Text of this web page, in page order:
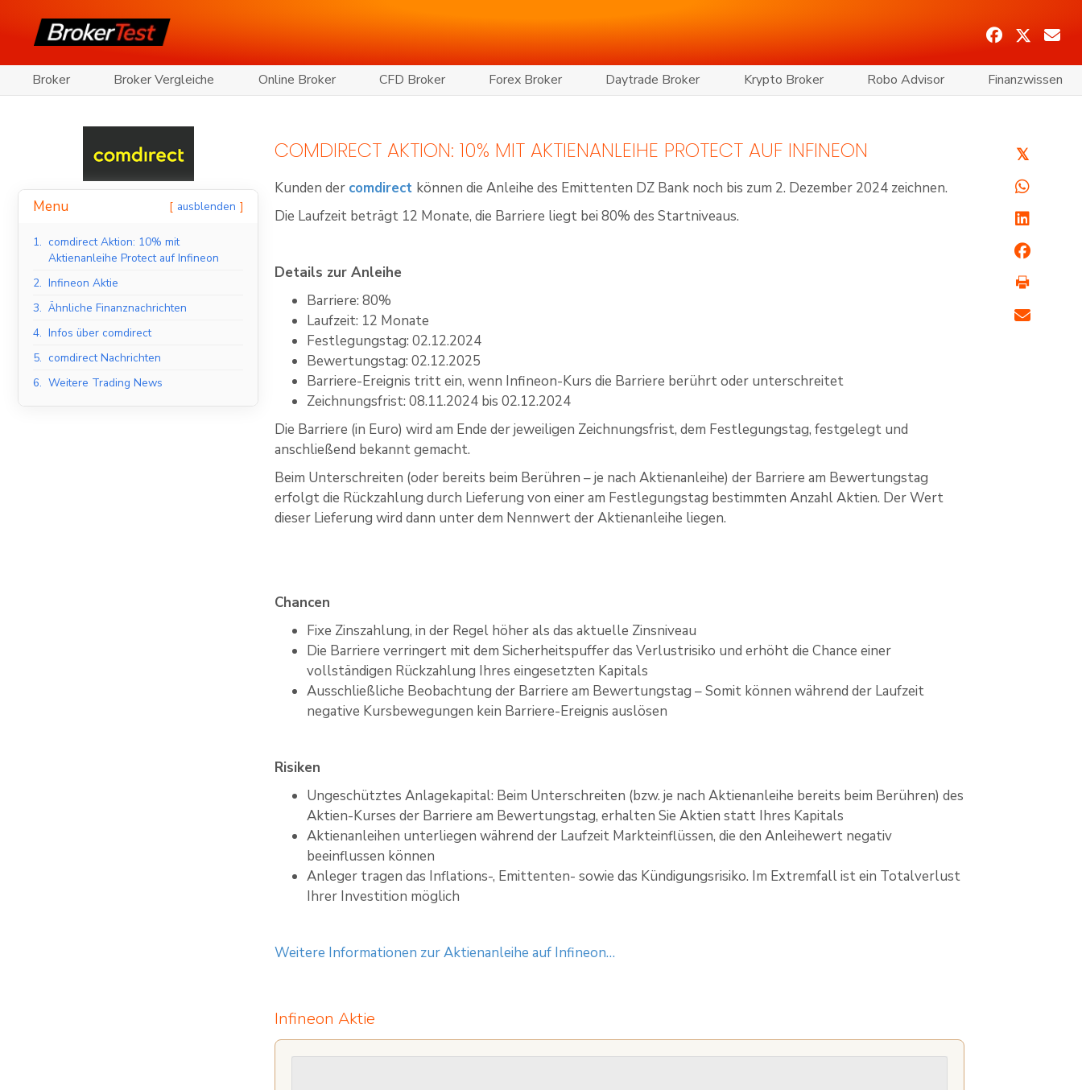
Broker Broker Vergleiche Online Broker CFD Broker Forex Broker Daytrade Broker Krypto Broker Robo Advisor Finanzwissen
Menu ausblenden
1. comdirect Aktion: 10% mit
Aktienanleihe Protect auf Infineon
2. Infineon Aktie
3. Ähnliche Finanznachrichten
4. Infos über comdirect
5. comdirect Nachrichten
6. Weitere Trading News
COMDIRECT AKTION: 10% MIT AKTIENANLEIHE PROTECT AUF INFINEON
Kunden der comdirect können die Anleihe des Emittenten DZ Bank noch bis zum 2. Dezember 2024 zeichnen.
Die Laufzeit beträgt 12 Monate, die Barriere liegt bei 80% des Startniveaus.
Details zur Anleihe
Barriere: 80%
Laufzeit: 12 Monate
Festlegungstag: 02.12.2024
Bewertungstag: 02.12.2025
Barriere-Ereignis tritt ein, wenn Infineon-Kurs die Barriere berührt oder unterschreitet
Zeichnungsfrist: 08.11.2024 bis 02.12.2024
Die Barriere (in Euro) wird am Ende der jeweiligen Zeichnungsfrist, dem Festlegungstag, festgelegt und
anschließend bekannt gemacht.
Beim Unterschreiten (oder bereits beim Berühren – je nach Aktienanleihe) der Barriere am Bewertungstag
erfolgt die Rückzahlung durch Lieferung von einer am Festlegungstag bestimmten Anzahl Aktien. Der Wert
dieser Lieferung wird dann unter dem Nennwert der Aktienanleihe liegen.
Chancen
Fixe Zinszahlung, in der Regel höher als das aktuelle Zinsniveau
Die Barriere verringert mit dem Sicherheitspuffer das Verlustrisiko und erhöht die Chance einer
vollständigen Rückzahlung Ihres eingesetzten Kapitals
Ausschließliche Beobachtung der Barriere am Bewertungstag – Somit können während der Laufzeit
negative Kursbewegungen kein Barriere-Ereignis auslösen
Risiken
Ungeschütztes Anlagekapital: Beim Unterschreiten (bzw. je nach Aktienanleihe bereits beim Berühren) des
Aktien-Kurses der Barriere am Bewertungstag, erhalten Sie Aktien statt Ihres Kapitals
Aktienanleihen unterliegen während der Laufzeit Markteinflüssen, die den Anleihewert negativ
beeinflussen können
Anleger tragen das Inflations-, Emittenten- sowie das Kündigungsrisiko. Im Extremfall ist ein Totalverlust
Ihrer Investition möglich
Weitere Informationen zur Aktienanleihe auf Infineon…
Infineon Aktie
𝕏